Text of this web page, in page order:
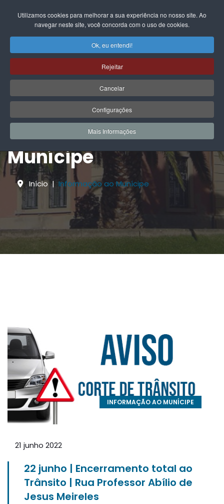
FR ES
Informação ao
Munícipe
Início Informação ao Munícipe
INFORMAÇÃO AO MUNÍCIPE
21 junho 2022
22 junho | Encerramento total ao
Trânsito | Rua Professor Abílio de
Jesus Meireles
Utilizamos cookies para melhorar a sua experiência no nosso site. Ao
navegar neste site, você concorda com o uso de cookies.
Ok, eu entendi!
Rejeitar
Cancelar
Configurações
Mais Informações